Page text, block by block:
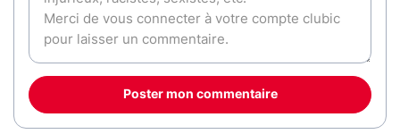
Poster mon commentaire